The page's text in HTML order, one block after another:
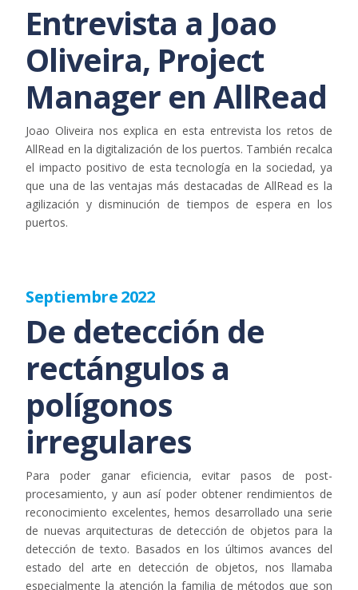
Entrevista a Joao
Oliveira, Project
Manager en AllRead
Joao Oliveira nos explica en esta entrevista los retos de
AllRead en la digitalización de los puertos. También recalca
el impacto positivo de esta tecnología en la sociedad, ya
que una de las ventajas más destacadas de AllRead es la
agilización y disminución de tiempos de espera en los
puertos.
Septiembre 2022
De detección de
rectángulos a
polígonos
irregulares
Para poder ganar eficiencia, evitar pasos de post-
procesamiento, y aun así poder obtener rendimientos de
reconocimiento excelentes, hemos desarrollado una serie
de nuevas arquitecturas de detección de objetos para la
detección de texto. Basados en los últimos avances del
estado del arte en detección de objetos, nos llamaba
especialmente la atención la familia de métodos que son